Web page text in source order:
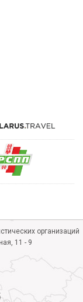
организаций
11 - 9